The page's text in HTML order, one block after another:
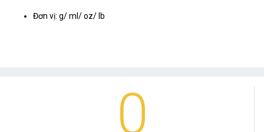
Đơn vị: g/ ml/ oz/ lb
0